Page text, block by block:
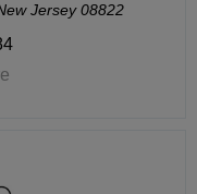
Jersey 08822